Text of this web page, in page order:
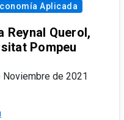
Aplicada
Reynal Querol,
Pompeu
Noviembre de 2021